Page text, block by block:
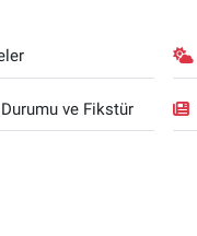
ve Fikstür